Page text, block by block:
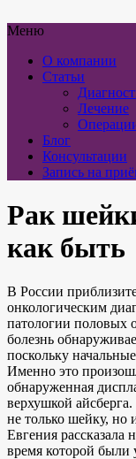
Меню
О компании
Статьи
Лечение
Блог
Консультации
Запись на
Рак
как быть
В России
онкологическим
патологии половых
болезнь
поскольку
Именно это
обнаруженная
верхушкой
не только шейку, но
Евгения рассказала
время которой были